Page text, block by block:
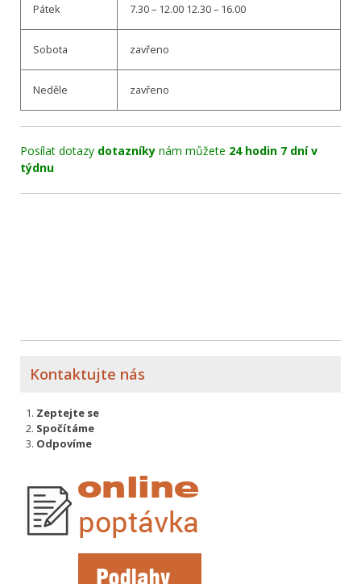
Pátek 7.30 – 12.00 12.30 – 16.00
Sobota zavřeno
Neděle zavřeno
Posílat dotazy dotazníky nám můžete 24 hodin 7 dní v
týdnu
Kontaktujte nás
Zeptejte se
Spočítáme
Odpovíme